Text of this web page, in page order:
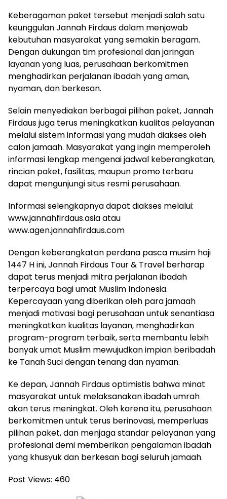
Keberagaman paket tersebut menjadi salah satu
keunggulan Jannah Firdaus dalam menjawab
kebutuhan masyarakat yang semakin beragam.
Dengan dukungan tim profesional dan jaringan
layanan yang luas, perusahaan berkomitmen
menghadirkan perjalanan ibadah yang aman,
nyaman, dan berkesan.
Selain menyediakan berbagai pilihan paket, Jannah
Firdaus juga terus meningkatkan kualitas pelayanan
melalui sistem informasi yang mudah diakses oleh
calon jamaah. Masyarakat yang ingin memperoleh
informasi lengkap mengenai jadwal keberangkatan,
rincian paket, fasilitas, maupun promo terbaru
dapat mengunjungi situs resmi perusahaan.
Informasi selengkapnya dapat diakses melalui:
www.jannahfirdaus.asia atau
www.agen.jannahfirdaus.com
Dengan keberangkatan perdana pasca musim haji
1447 H ini, Jannah Firdaus Tour & Travel berharap
dapat terus menjadi mitra perjalanan ibadah
terpercaya bagi umat Muslim Indonesia.
Kepercayaan yang diberikan oleh para jamaah
menjadi motivasi bagi perusahaan untuk senantiasa
meningkatkan kualitas layanan, menghadirkan
program-program terbaik, serta membantu lebih
banyak umat Muslim mewujudkan impian beribadah
ke Tanah Suci dengan tenang dan nyaman.
Ke depan, Jannah Firdaus optimistis bahwa minat
masyarakat untuk melaksanakan ibadah umrah
akan terus meningkat. Oleh karena itu, perusahaan
berkomitmen untuk terus berinovasi, memperluas
pilihan paket, dan menjaga standar pelayanan yang
profesional demi memberikan pengalaman ibadah
yang khusyuk dan berkesan bagi seluruh jamaah.
Post Views: 460